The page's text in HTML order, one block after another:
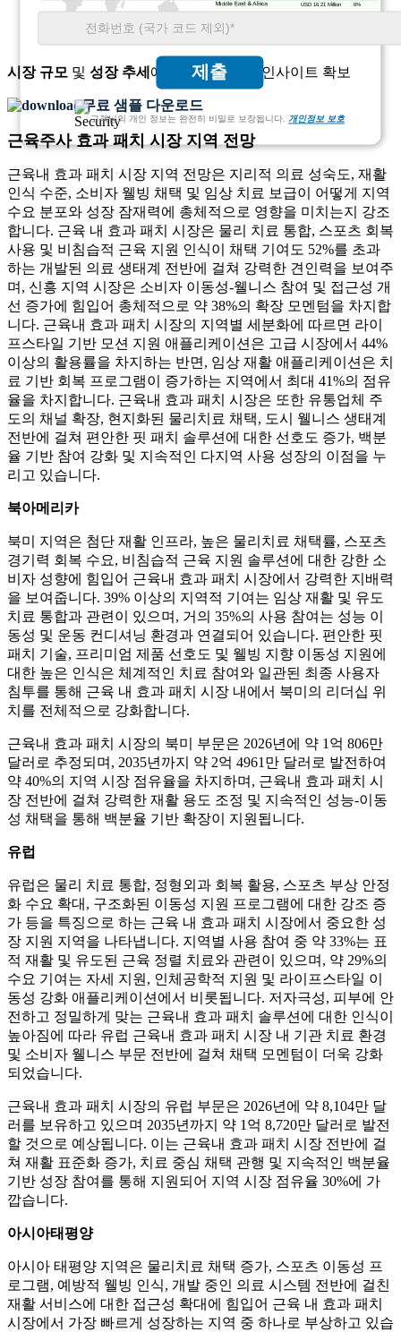
제출
고객님의 개인 정보는 완전히 비밀로 보장됩니다. 개인정보 보호
6%
USD 16.21 Million
시장 규모 및 성장 추세 에 대한 종합적인 인사이트 확보
무료 샘플 다운로드
근육주사 효과 패치 시장 지역 전망
근육내 효과 패치 시장 지역 전망은 지리적 의료 성숙도, 재활
인식 수준, 소비자 웰빙 채택 및 임상 치료 보급이 어떻게 지역
수요 분포와 성장 잠재력에 총체적으로 영향을 미치는지 강조
합니다. 근육 내 효과 패치 시장은 물리 치료 통합, 스포츠 회복
사용 및 비침습적 근육 지원 인식이 채택 기여도 52%를 초과
하는 개발된 의료 생태계 전반에 걸쳐 강력한 견인력을 보여주
며, 신흥 지역 시장은 소비자 이동성-웰니스 참여 및 접근성 개
선 증가에 힘입어 총체적으로 약 38%의 확장 모멘텀을 차지합
니다. 근육내 효과 패치 시장의 지역별 세분화에 따르면 라이
프스타일 기반 모션 지원 애플리케이션은 고급 시장에서 44%
이상의 활용률을 차지하는 반면, 임상 재활 애플리케이션은 치
료 기반 회복 프로그램이 증가하는 지역에서 최대 41%의 점유
율을 차지합니다. 근육내 효과 패치 시장은 또한 유통업체 주
도의 채널 확장, 현지화된 물리치료 채택, 도시 웰니스 생태계
전반에 걸쳐 편안한 핏 패치 솔루션에 대한 선호도 증가, 백분
율 기반 참여 강화 및 지속적인 다지역 사용 성장의 이점을 누
리고 있습니다.
북아메리카
북미 지역은 첨단 재활 인프라, 높은 물리치료 채택률, 스포츠
경기력 회복 수요, 비침습적 근육 지원 솔루션에 대한 강한 소
비자 성향에 힘입어 근육내 효과 패치 시장에서 강력한 지배력
을 보여줍니다. 39% 이상의 지역적 기여는 임상 재활 및 유도
치료 통합과 관련이 있으며, 거의 35%의 사용 참여는 성능 이
동성 및 운동 컨디셔닝 환경과 연결되어 있습니다. 편안한 핏
패치 기술, 프리미엄 제품 선호도 및 웰빙 지향 이동성 지원에
대한 높은 인식은 체계적인 치료 참여와 일관된 최종 사용자
침투를 통해 근육 내 효과 패치 시장 내에서 북미의 리더십 위
치를 전체적으로 강화합니다.
근육내 효과 패치 시장의 북미 부문은 2026년에 약 1억 806만
달러로 추정되며, 2035년까지 약 2억 4961만 달러로 발전하여
약 40%의 지역 시장 점유율을 차지하며, 근육내 효과 패치 시
장 전반에 걸쳐 강력한 재활 용도 조정 및 지속적인 성능-이동
성 채택을 통해 백분율 기반 확장이 지원됩니다.
유럽
유럽은 물리 치료 통합, 정형외과 회복 활용, 스포츠 부상 안정
화 수요 확대, 구조화된 이동성 지원 프로그램에 대한 강조 증
가 등을 특징으로 하는 근육 내 효과 패치 시장에서 중요한 성
장 지원 지역을 나타냅니다. 지역별 사용 참여 중 약 33%는 표
적 재활 및 유도된 근육 정렬 치료와 관련이 있으며, 약 29%의
수요 기여는 자세 지원, 인체공학적 지원 및 라이프스타일 이
동성 강화 애플리케이션에서 비롯됩니다. 저자극성, 피부에 안
전하고 정밀하게 맞는 근육내 효과 패치 솔루션에 대한 인식이
높아짐에 따라 유럽 근육내 효과 패치 시장 내 기관 치료 환경
및 소비자 웰니스 부문 전반에 걸쳐 채택 모멘텀이 더욱 강화
되었습니다.
근육내 효과 패치 시장의 유럽 부문은 2026년에 약 8,104만 달
러를 보유하고 있으며 2035년까지 약 1억 8,720만 달러로 발전
할 것으로 예상됩니다. 이는 근육내 효과 패치 시장 전반에 걸
쳐 재활 표준화 증가, 치료 중심 채택 관행 및 지속적인 백분율
기반 성장 참여를 통해 지원되어 지역 시장 점유율 30%에 가
깝습니다.
아시아태평양
아시아 태평양 지역은 물리치료 채택 증가, 스포츠 이동성 프
로그램, 예방적 웰빙 인식, 개발 중인 의료 시스템 전반에 걸친
재활 서비스에 대한 접근성 확대에 힘입어 근육 내 효과 패치
시장에서 가장 빠르게 성장하는 지역 중 하나로 부상하고 있습